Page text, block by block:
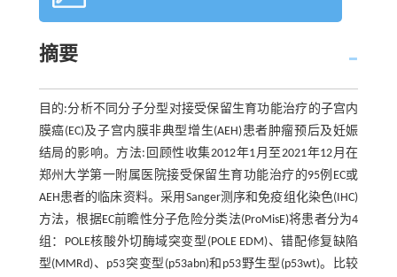
摘要
目的:分析不同分子分型对接受保留生育功能治疗的子宫内
膜癌(EC)及子宫内膜非典型增生(AEH)患者肿瘤预后及妊娠
结局的影响。方法:回顾性收集2012年1月至2021年12月在
郑州大学第一附属医院接受保留生育功能治疗的95例EC或
AEH患者的临床资料。采用Sanger测序和免疫组化染色(IHC)
方法，根据EC前瞻性分子危险分类法(ProMisE)将患者分为4
组：POLE核酸外切酶域突变型(POLE EDM)、错配修复缺陷
型(MMRd)、p53突变型(p53abn)和p53野生型(p53wt)。比较